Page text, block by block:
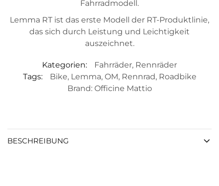
Fahrradmodell.
Lemma RT ist das erste Modell der RT-Produktlinie,
das sich durch Leistung und Leichtigkeit
auszeichnet.
Kategorien: Fahrräder, Rennräder
Tags:
Bike, Lemma, OM, Rennrad, Roadbike
Brand: Officine Mattio
BESCHREIBUNG